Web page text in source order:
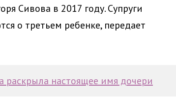
Сивова в 2017 году. Супруги
о третьем ребенке, передает
настоящее имя дочери